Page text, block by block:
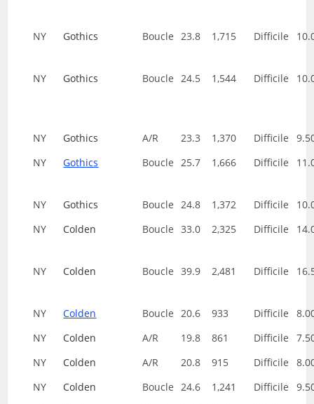
NY Gothics Boucle 23.8 1,715 Difficile
NY Gothics Boucle 24.5 1,544 Difficile
NY Gothics A/R 23.3 1,370 Difficile
NY
Gothics Boucle 25.7 1,666 Difficile
NY Gothics Boucle 24.8 1,372 Difficile
NY
Colden Boucle 33.0 2,325 Difficile
NY Colden Boucle 39.9 2,481 Difficile
NY Colden Boucle 20.6 933 Difficile
NY
Colden A/R 19.8 861 Difficile
NY
Colden A/R 20.8 915 Difficile
NY
Colden Boucle 24.6 1,241 Difficile